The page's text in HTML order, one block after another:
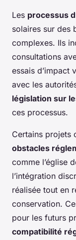
Les processus
solaires sur des
complexes. Ils
consultations
essais d’impact
avec les
législation sur
ces processus.
Certains projets
obstacles
comme l’église
l’intégration
réalisée tout en
conservation.
pour les futurs
compatibilité